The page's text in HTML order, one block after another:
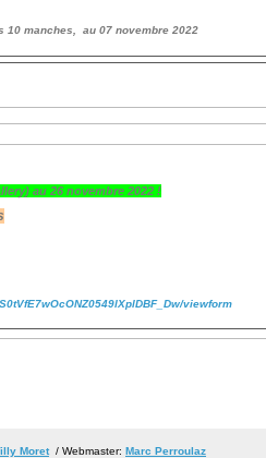
10 manches, au 07 novembre 2022
au 26 novembre 2022 !
viewform
Moret/ Webmaster: Marc Perroulaz